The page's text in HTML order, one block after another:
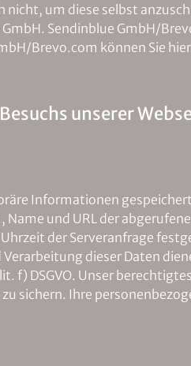
um diese selbst
Sendinblue GmbH/
Brevo.com können Sie
unserer
Informationen
und URL der
der Serveranfrage
dieser Daten
f) DSGVO. Unser
sichern. Ihre